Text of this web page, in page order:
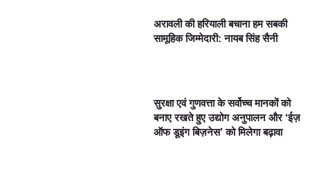
अरावली की हरियाली बचाना हम सबकी
सामूहिक जिम्मेदारी: नायब सिंह सैनी
सुरक्षा एवं गुणवत्ता के सर्वोच्च मानकों को
बनाए रखते हुए उद्योग अनुपालन और ‘ईज़
ऑफ डूइंग बिज़नेस’ को मिलेगा बढ़ावा